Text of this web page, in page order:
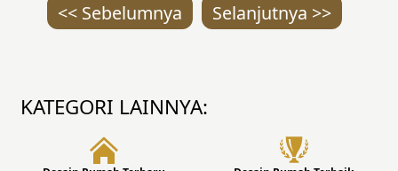
<< Sebelumnya Selanjutnya >>
KATEGORI LAINNYA: